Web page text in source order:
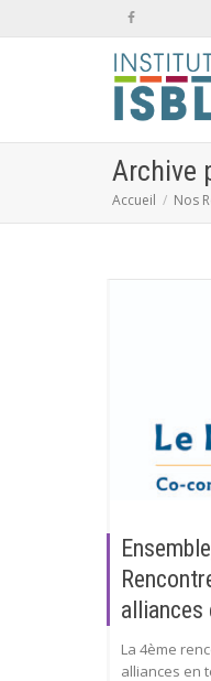
Archive
Accueil Nos
La 4ème
alliances en